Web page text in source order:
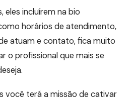
eles incluírem na bio
horários de atendimento,
atuam e contato, fica muito
o profissional que mais se
você terá a missão de cativar